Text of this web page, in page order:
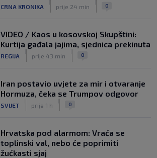
CRNA KRONIKA prije 24 min 0
VIDEO / Kaos u kosovskoj Skupštini:
Kurtija gađala jajima, sjednica prekinuta
REGIJA prije 43 min 0
Iran postavio uvjete za mir i otvaranje
Hormuza, čeka se Trumpov odgovor
SVIJET prije 1 h 0
Hrvatska pod alarmom: Vraća se
toplinski val, nebo će poprimiti
žućkasti sjaj